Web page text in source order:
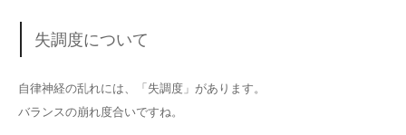
失調度について
自律神経の乱れには、「失調度」があります。
バランスの崩れ度合いですね。